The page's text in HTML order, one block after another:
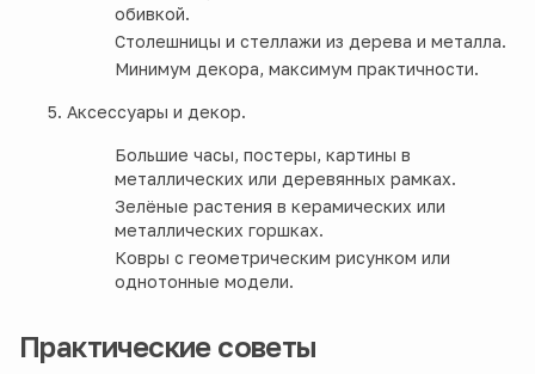
обивкой.
Столешницы и стеллажи из дерева и металла.
Минимум декора, максимум практичности.
Аксессуары и декор.
Большие часы, постеры, картины в
металлических или деревянных рамках.
Зелёные растения в керамических или
металлических горшках.
Ковры с геометрическим рисунком или
однотонные модели.
Практические советы